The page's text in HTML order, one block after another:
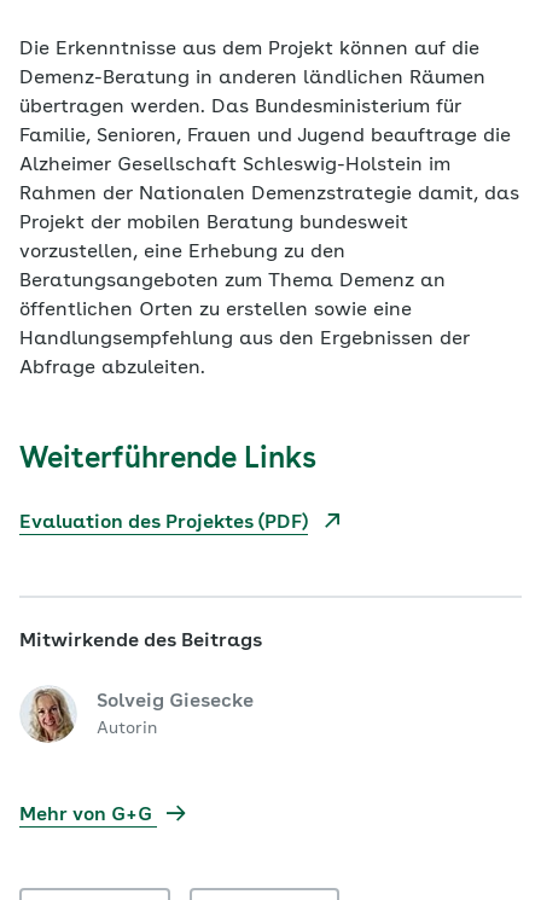
Die Erkenntnisse aus dem Projekt können auf die
Demenz-Beratung in anderen ländlichen Räumen
übertragen werden. Das Bundesministerium für
Familie, Senioren, Frauen und Jugend beauftrage die
Alzheimer Gesellschaft Schleswig-Holstein im
Rahmen der Nationalen Demenzstrategie damit, das
Projekt der mobilen Beratung bundesweit
vorzustellen, eine Erhebung zu den
Beratungsangeboten zum Thema Demenz an
öffentlichen Orten zu erstellen sowie eine
Handlungsempfehlung aus den Ergebnissen der
Abfrage abzuleiten.
Weiterführende Links
Evaluation des Projektes (PDF)
Mitwirkende des Beitrags
Solveig Giesecke
Autorin
Mehr von G+G